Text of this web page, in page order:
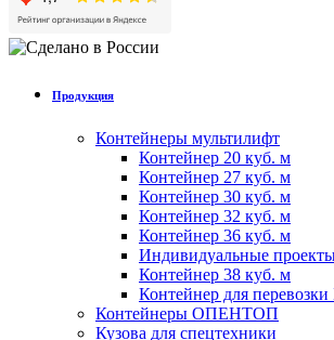
Продукция
Контейнеры мультилифт
Контейнер 20 куб. м
Контейнер 27 куб. м
Контейнер 30 куб. м
Контейнер 32 куб. м
Контейнер 36 куб. м
Индивидуальные
Контейнер 38 куб. м
Контейнер для
Контейнеры ОПЕНТОП
Кузова для спецтехники